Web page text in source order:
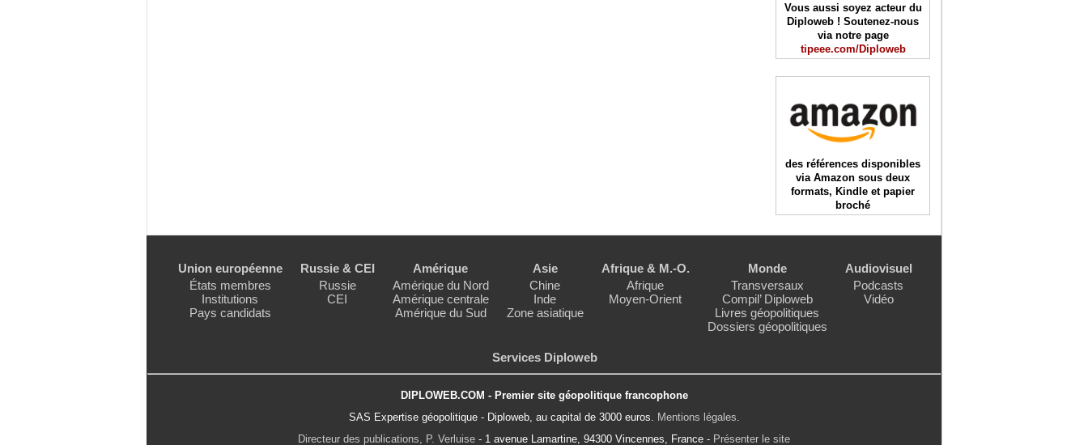
Vous aussi soyez acteur du
Diploweb ! Soutenez-nous
via notre page
tipeee.com/Diploweb
des références disponibles
via Amazon sous deux
formats, Kindle et papier
broché
Union européenne
États membres
Institutions
Pays candidats
Russie & CEI
Russie
CEI
Amérique
Amérique du Nord
Amérique centrale
Amérique du Sud
Asie
Chine
Inde
Zone asiatique
Afrique & M.-O.
Afrique
Moyen-Orient
Monde
Transversaux
Compil’ Diploweb
Livres géopolitiques
Dossiers géopolitiques
Audiovisuel
Podcasts
Vidéo
Services Diploweb
DIPLOWEB.COM - Premier site géopolitique francophone
SAS Expertise géopolitique - Diploweb, au capital de 3000 euros.
Mentions légales
Directeur des publications, P. Verluise - 1 avenue Lamartine, 94300 Vincennes, France - Présenter le site